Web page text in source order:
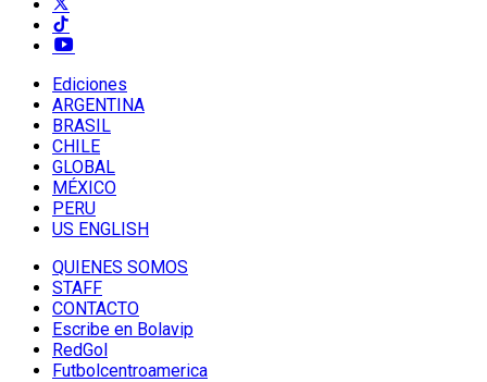
Ediciones
ARGENTINA
BRASIL
CHILE
GLOBAL
MÉXICO
PERU
US ENGLISH
QUIENES SOMOS
STAFF
CONTACTO
Escribe en Bolavip
RedGol
Futbolcentroamerica